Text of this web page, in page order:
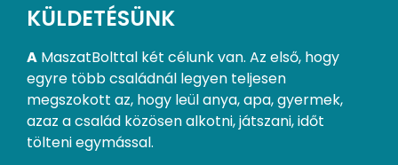
KÜLDETÉSÜNK
A MaszatBolttal két célunk van. Az első, hogy
egyre több családnál legyen teljesen
megszokott az, hogy leül anya, apa, gyermek,
azaz a család közösen alkotni, játszani, időt
tölteni egymással.